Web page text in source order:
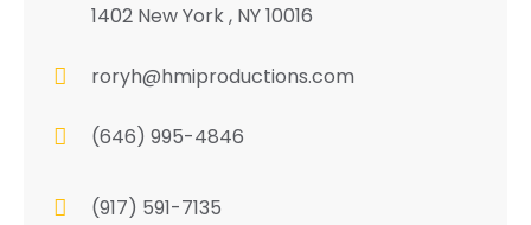
1402 New York , NY 10016
roryh@hmiproductions.com
(646) 995-4846
(917) 591-7135